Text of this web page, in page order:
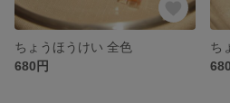
ちょうほうけい 全色
680円
ち